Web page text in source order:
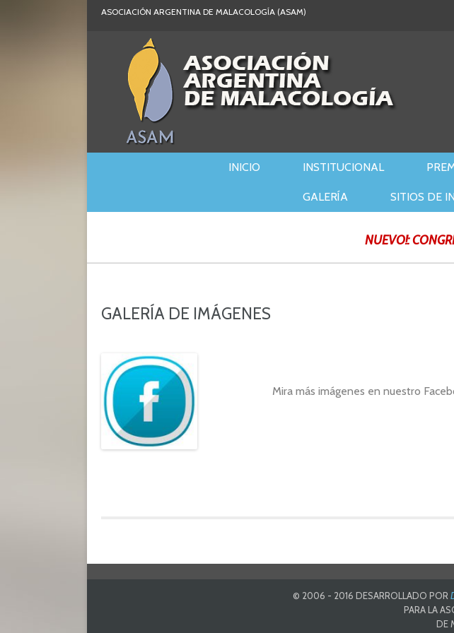
Malaco Argentina
ASOCIACIÓN ARGENTINA DE MALACOLOGÍA (ASAM)
INICIO INSTITUCIONAL
GALERÍA SITIOS DE
NUEVO!:
GALERÍA DE IMÁGENES
Mira más imágenes en nuestro
© 2006 - 2016 DESARROLLADO POR
PARA LA
DE